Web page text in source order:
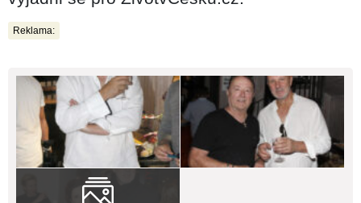
Reklama: